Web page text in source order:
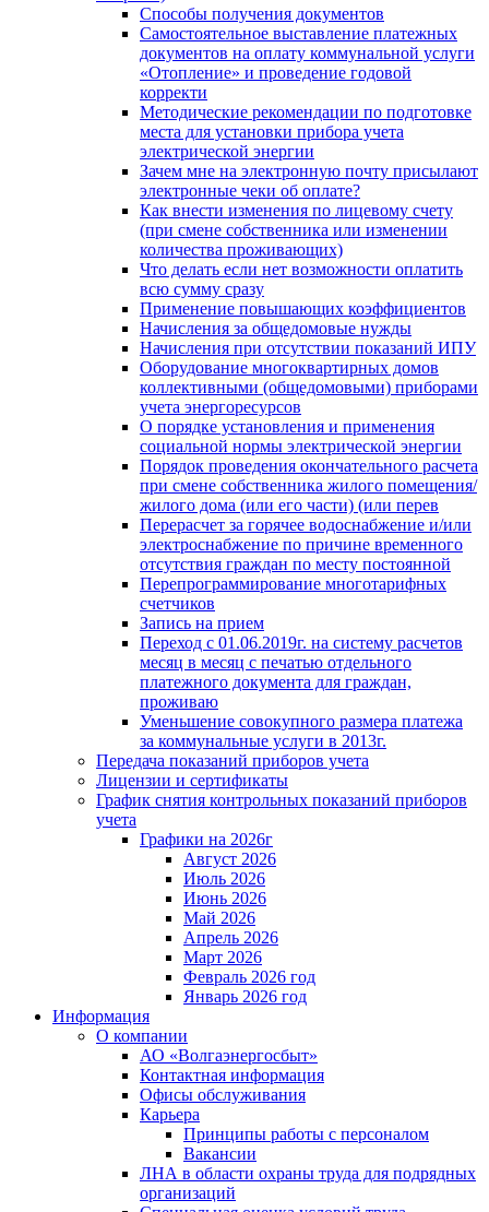
Способы получения документов
Самостоятельное выставление платежных
документов на оплату коммунальной услуги
«Отопление» и проведение годовой
корректи
Методические рекомендации по подготовке
места для установки прибора учета
электрической энергии
Зачем мне на электронную почту присылают
электронные чеки об оплате?
Как внести изменения по лицевому счету
(при смене собственника или изменении
количества проживающих)
Что делать если нет возможности оплатить
всю сумму сразу
Применение повышающих коэффициентов
Начисления за общедомовые нужды
Начисления при отсутствии показаний ИПУ
Оборудование многоквартирных домов
коллективными (общедомовыми) приборами
учета энергоресурсов
О порядке установления и применения
социальной нормы электрической энергии
Порядок проведения окончательного расчета
при смене собственника жилого помещения/
жилого дома (или его части) (или перев
Перерасчет за горячее водоснабжение и/или
электроснабжение по причине временного
отсутствия граждан по месту постоянной
Перепрограммирование многотарифных
счетчиков
Запись на прием
Переход с 01.06.2019г. на систему расчетов
месяц в месяц с печатью отдельного
платежного документа для граждан,
проживаю
Уменьшение совокупного размера платежа
за коммунальные услуги в 2013г.
Передача показаний приборов учета
Лицензии и сертификаты
График снятия контрольных показаний приборов
учета
Графики на 2026г
Август 2026
Июль 2026
Июнь 2026
Май 2026
Апрель 2026
Март 2026
Февраль 2026 год
Январь 2026 год
Информация
О компании
АО «Волгаэнергосбыт»
Контактная информация
Офисы обслуживания
Карьера
Принципы работы с персоналом
Вакансии
ЛНА в области охраны труда для подрядных
организаций